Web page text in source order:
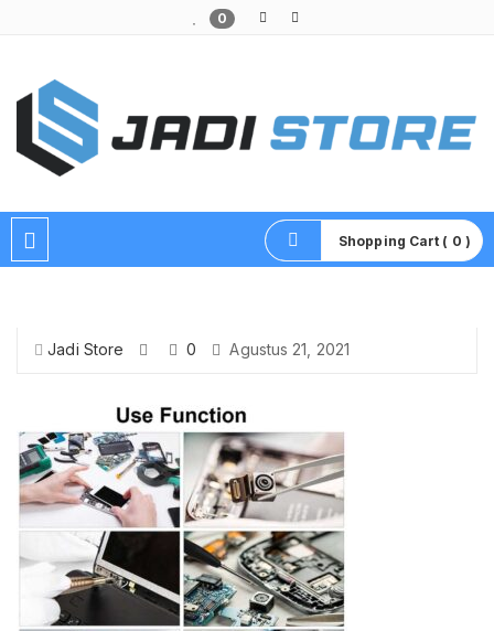
0
Shopping Cart ( 0 )
Jadi Store 0 Agustus 21, 2021